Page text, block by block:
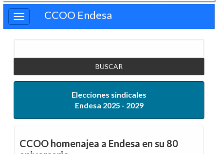
CCOO Endesa
Elecciones sindicales
Endesa 2025 - 2029
CCOO homenajea a Endesa en su 80